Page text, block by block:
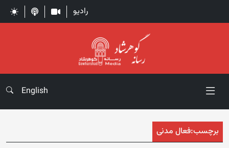
رادیو
English
برچسب:فعال مدنی